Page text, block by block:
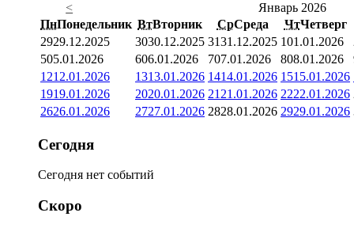
<
Январь 2026
ПнПонедельник ВтВторник СрСреда ЧтЧетверг
2929.12.2025 3030.12.2025 3131.12.2025 101.01.2026
505.01.2026 606.01.2026 707.01.2026 808.01.2026
1212.01.2026 1313.01.2026 1414.01.2026 1515.01.2026
1919.01.2026 2020.01.2026 21 21.01.2026 2222.01.2026
2626.01.2026 2727.01.2026 2828.01.2026 2929.01.2026
Сегодня
Сегодня нет событий
Скоро